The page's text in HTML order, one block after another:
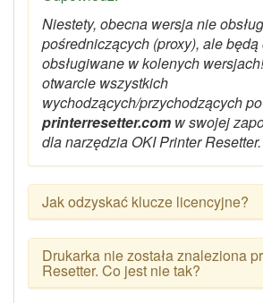
Niestety, obecna wersja nie
pośredniczących (proxy), ale będą
obsługiwane w kolenych
otwarcie wszystkich
wychodzących/przychodzących
printerresetter.com w swojej
dla narzędzia OKI Printer Resetter.
Jak odzyskać klucze licencyjne?
Drukarka nie została znaleziona
Resetter. Co jest nie tak?